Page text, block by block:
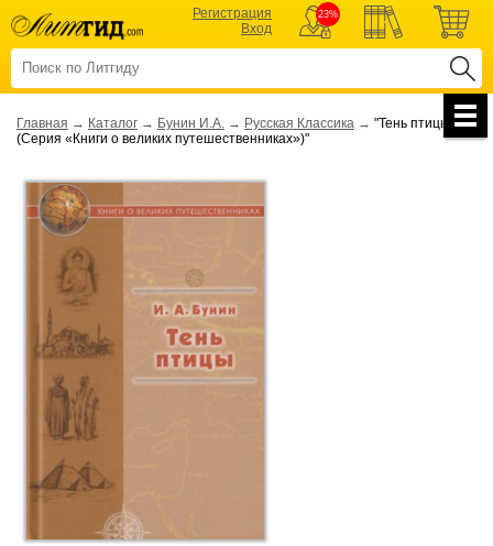
Регистрация
Вход
23%
Главная → Каталог → Бунин И.А. → Русская Классика → "Тень птицы
(Серия «Книги о великих путешественниках»)"